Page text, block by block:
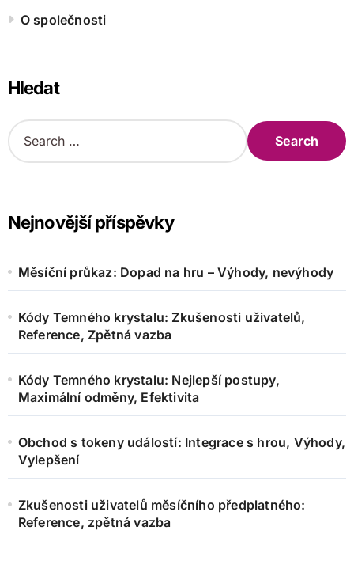
O společnosti
Hledat
S
e
h
f
r
Nejnovější příspěvky
Měsíční průkaz: Dopad na hru – Výhody, nevýhody
Kódy Temného krystalu: Zkušenosti uživatelů,
Reference, Zpětná vazba
Kódy Temného krystalu: Nejlepší postupy,
Maximální odměny, Efektivita
Obchod s tokeny událostí: Integrace s hrou, Výhody,
Vylepšení
Zkušenosti uživatelů měsíčního předplatného:
Reference, zpětná vazba